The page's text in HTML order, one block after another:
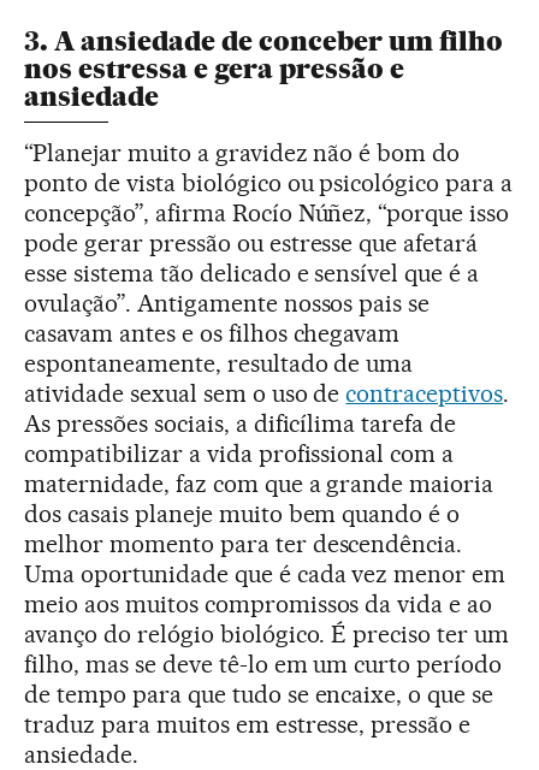
3. A ansiedade de conceber um filho
nos estressa e gera pressão e
ansiedade
“Planejar muito a gravidez não é bom do
ponto de vista biológico ou psicológico para a
concepção”, afirma Rocío Núñez, “porque isso
pode gerar pressão ou estresse que afetará
esse sistema tão delicado e sensível que é a
ovulação”. Antigamente nossos pais se
casavam antes e os filhos chegavam
espontaneamente, resultado de uma
atividade sexual sem o uso decontraceptivos.
As pressões sociais, a dificílima tarefa de
compatibilizar a vida profissional com a
maternidade, faz com que a grande maioria
dos casais planeje muito bem quando é o
melhor momento para ter descendência.
Uma oportunidade que é cada vez menor em
meio aos muitos compromissos da vida e ao
avanço do relógio biológico. É preciso ter um
filho, mas se deve tê-lo em um curto período
de tempo para que tudo se encaixe, o que se
traduz para muitos em estresse, pressão e
ansiedade.